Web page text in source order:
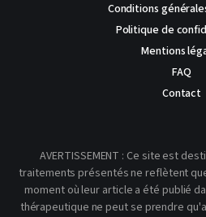
Conditions
Politique de
Mentions
FAQ
Contact
AVERTISSEMENT : Ce site est
traitements présentés ne reflètent
moment où leur article a été publié
thérapeutique ne peut se prendre